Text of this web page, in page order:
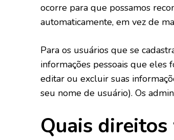
ocorre para que possamos
automaticamente, em vez de
Para os usuários que se
informações pessoais que eles
editar ou excluir suas
seu nome de usuário). Os
Quais direitos